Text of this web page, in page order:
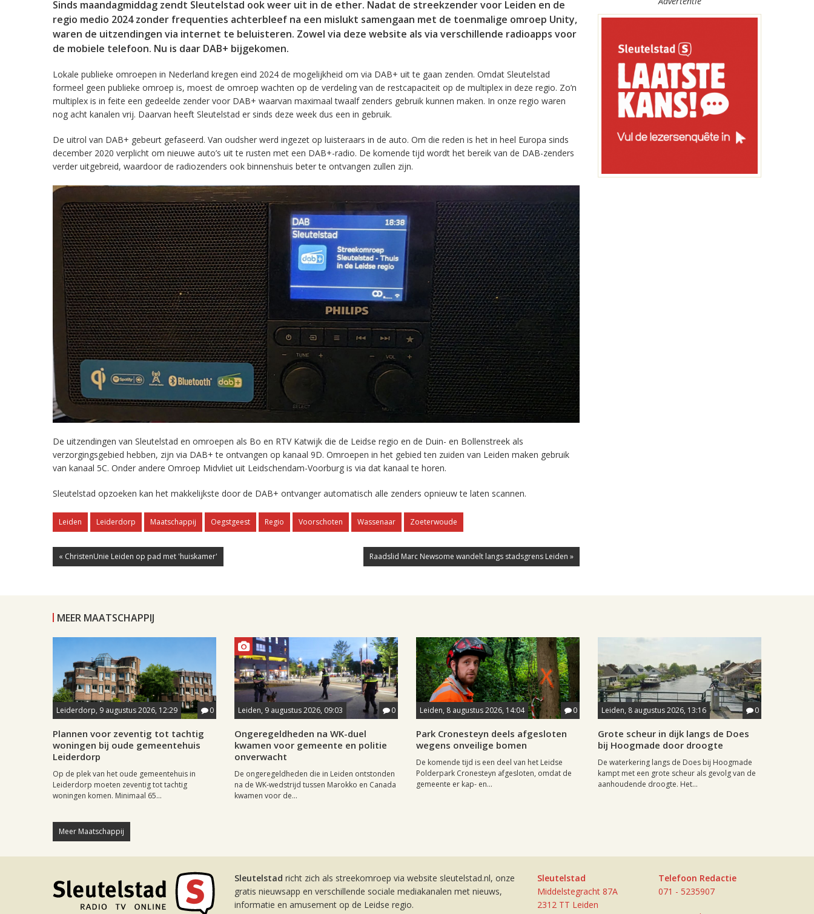
Sinds maandagmiddag zendt Sleutelstad ook weer uit in de ether. Nadat de streekzender voor Leiden en de
regio medio 2024 zonder frequenties achterbleef na een mislukt samengaan met de toenmalige omroep Unity,
waren de uitzendingen via internet te beluisteren. Zowel via deze website als via verschillende radioapps voor
de mobiele telefoon. Nu is daar DAB+ bijgekomen.
Lokale publieke omroepen in Nederland kregen eind 2024 de mogelijkheid om via DAB+ uit te gaan zenden. Omdat Sleutelstad
formeel geen publieke omroep is, moest de omroep wachten op de verdeling van de restcapaciteit op de multiplex in deze regio. Zo’n
multiplex is in feite een gedeelde zender voor DAB+ waarvan maximaal twaalf zenders gebruik kunnen maken. In onze regio waren
nog acht kanalen vrij. Daarvan heeft Sleutelstad er sinds deze week dus een in gebruik.
De uitrol van DAB+ gebeurt gefaseerd. Van oudsher werd ingezet op luisteraars in de auto. Om die reden is het in heel Europa sinds
december 2020 verplicht om nieuwe auto’s uit te rusten met een DAB+-radio. De komende tijd wordt het bereik van de DAB-zenders
verder uitgebreid, waardoor de radiozenders ook binnenshuis beter te ontvangen zullen zijn.
De uitzendingen van Sleutelstad en omroepen als Bo en RTV Katwijk die de Leidse regio en de Duin- en Bollenstreek als
verzorgingsgebied hebben, zijn via DAB+ te ontvangen op kanaal 9D. Omroepen in het gebied ten zuiden van Leiden maken gebruik
van kanaal 5C. Onder andere Omroep Midvliet uit Leidschendam-Voorburg is via dat kanaal te horen.
Sleutelstad opzoeken kan het makkelijkste door de DAB+ ontvanger automatisch alle zenders opnieuw te laten scannen.
Leiden Leiderdorp Maatschappij Oegstgeest Regio Voorschoten Wassenaar Zoeterwoude
« ChristenUnie Leiden op pad met 'huiskamer' Raadslid Marc Newsome wandelt langs stadsgrens Leiden »
MEER MAATSCHAPPIJ
Leiderdorp, 9 augustus 2026, 12:29 0
Plannen voor zeventig tot tachtig
woningen bij oude gemeentehuis
Leiderdorp
Op de plek van het oude gemeentehuis in
Leiderdorp moeten zeventig tot tachtig
woningen komen. Minimaal 65...
Leiden, 9 augustus 2026, 09:03 0
Ongeregeldheden na WK-duel
kwamen voor gemeente en politie
onverwacht
De ongeregeldheden die in Leiden ontstonden
na de WK-wedstrijd tussen Marokko en Canada
kwamen voor de...
Leiden, 8 augustus 2026, 14:04 0
Park Cronesteyn deels afgesloten
wegens onveilige bomen
De komende tijd is een deel van het Leidse
Polderpark Cronesteyn afgesloten, omdat de
gemeente er kap- en...
Leiden, 8 augustus 2026, 13:16 0
Grote scheur in dijk langs de Does
bij Hoogmade door droogte
De waterkering langs de Does bij Hoogmade
kampt met een grote scheur als gevolg van de
aanhoudende droogte. Het...
Meer Maatschappij
Sleutelstad richt zich als streekomroep via website sleutelstad.nl, onze
gratis nieuwsapp en verschillende sociale mediakanalen met nieuws,
informatie en amusement op de Leidse regio.
Sleutelstad
Middelstegracht 87A
2312 TT Leiden
Telefoon Redactie
071 - 5235907